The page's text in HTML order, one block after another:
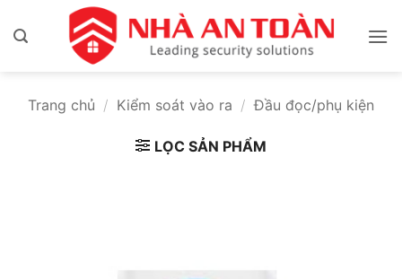
qua
Trang chủ / Kiểm soát vào ra / Đầu đọc/phụ kiện
LỌC SẢN PHẨM